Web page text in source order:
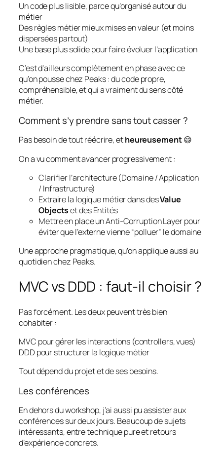
Un code plus lisible, parce qu’organisé autour du
métier
Des règles métier mieux mises en valeur (et moins
dispersées partout)
Une base plus solide pour faire évoluer l’application
C’est d’ailleurs complètement en phase avec ce
qu’on pousse chez Peaks : du code propre,
compréhensible, et qui a vraiment du sens côté
métier.
Comment s’y prendre sans tout casser ?
Pas besoin de tout réécrire, etheureusement😄
On a vu comment avancer progressivement :
Clarifier l’architecture (Domaine / Application
/ Infrastructure)
Extraire la logique métier dans desValue
Objectset des Entités
Mettre en place un Anti-Corruption Layer pour
éviter que l’externe vienne “polluer” le domaine
Une approche pragmatique, qu’on applique aussi au
quotidien chez Peaks.
MVC vs DDD : faut-il choisir ?
Pas forcément. Les deux peuvent très bien
cohabiter :
MVC pour gérer les interactions (controllers, vues)
DDD pour structurer la logique métier
Tout dépend du projet et de ses besoins.
Les conférences
En dehors du workshop, j’ai aussi pu assister aux
conférences sur deux jours. Beaucoup de sujets
intéressants, entre technique pure et retours
d’expérience concrets.